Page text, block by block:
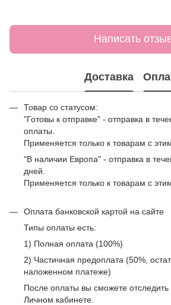
Написать
Доставка
Товар со статусом:
"Готовы к отправке" - отправка в
оплаты.
Применяется только к товарам с
"В наличии Европа" - отправка в
дней.
Применяется только к товарам с
Оплата банковской картой на сайте
Типы оплаты есть:
1) Полная оплата (100%)
2) Частичная предоплата (50%,
наложенном платеже)
После оплаты вы сможете отследить
Личном кабинете.